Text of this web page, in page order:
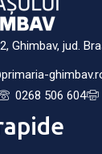
Ghimbav, jud.
0268 506 604